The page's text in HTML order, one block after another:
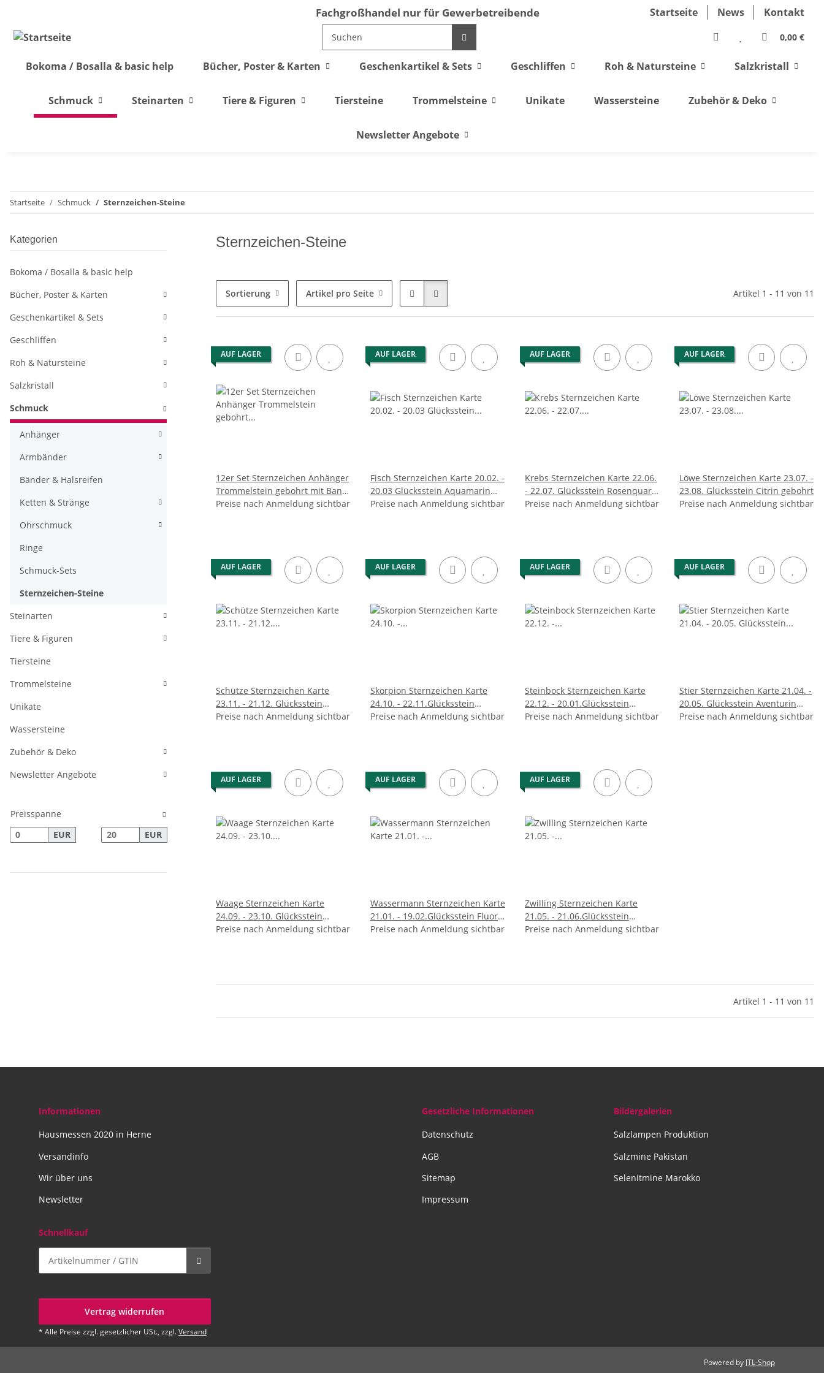
Fachgroßhandel nur für Gewerbetreibende Startseite News Kontakt
0,00 €
Bokoma / Bosalla & basic help Bücher, Poster & Karten Geschenkartikel & Sets Geschliffen Roh & Natursteine Salzkristall
Schmuck Steinarten Tiere & Figuren Tiersteine Trommelsteine Unikate Wassersteine Zubehör & Deko
Newsletter Angebote
Startseite Schmuck Sternzeichen-Steine
Sternzeichen-Steine
Sortierung Artikel pro Seite Artikel 1 - 11 von 11
AUF LAGER
12er Set Sternzeichen Anhänger
Trommelstein gebohrt mit Band
und Karte
Preise nach Anmeldung sichtbar
AUF LAGER
Fisch Sternzeichen Karte 20.02. -
20.03 Glücksstein Aquamarin
gebohrt
Preise nach Anmeldung sichtbar
AUF LAGER
Krebs Sternzeichen Karte 22.06.
- 22.07. Glücksstein Rosenquarz
gebohrt
Preise nach Anmeldung sichtbar
AUF LAGER
Löwe Sternzeichen Karte 23.07. -
23.08. Glücksstein Citrin gebohrt
Preise nach Anmeldung sichtbar
AUF LAGER
Schütze Sternzeichen Karte
23.11. - 21.12. Glücksstein
Sodalith gebohrt
Preise nach Anmeldung sichtbar
AUF LAGER
Skorpion Sternzeichen Karte
24.10. - 22.11.Glücksstein
Obsidian gebohrt
Preise nach Anmeldung sichtbar
AUF LAGER
Steinbock Sternzeichen Karte
22.12. - 20.01.Glücksstein
Bergkristall
Preise nach Anmeldung sichtbar
AUF LAGER
Stier Sternzeichen Karte 21.04. -
20.05. Glücksstein Aventurin
gebohrt
Preise nach Anmeldung sichtbar
AUF LAGER
Waage Sternzeichen Karte
24.09. - 23.10. Glücksstein
Serpentin gebohrt
Preise nach Anmeldung sichtbar
AUF LAGER
Wassermann Sternzeichen Karte
21.01. - 19.02.Glücksstein Fluorit
gebohrt
Preise nach Anmeldung sichtbar
AUF LAGER
Zwilling Sternzeichen Karte
21.05. - 21.06.Glücksstein
Moosachat gebohrt
Preise nach Anmeldung sichtbar
Artikel 1 - 11 von 11
Kategorien
Bokoma / Bosalla & basic help
Bücher, Poster & Karten
Geschenkartikel & Sets
Geschliffen
Roh & Natursteine
Salzkristall
Schmuck
Anhänger
Armbänder
Bänder & Halsreifen
Ketten & Stränge
Ohrschmuck
Ringe
Schmuck-Sets
Sternzeichen-Steine
Steinarten
Tiere & Figuren
Tiersteine
Trommelsteine
Unikate
Wassersteine
Zubehör & Deko
Newsletter Angebote
Preisspanne
EUR
EUR
Informationen
Hausmessen 2020 in Herne
Versandinfo
Wir über uns
Newsletter
Gesetzliche Informationen
Datenschutz
AGB
Sitemap
Impressum
Bildergalerien
Salzlampen Produktion
Salzmine Pakistan
Selenitmine Marokko
Schnellkauf
Vertrag widerrufen
* Alle Preise zzgl. gesetzlicher USt., zzgl.Versand
Powered by JTL-Shop